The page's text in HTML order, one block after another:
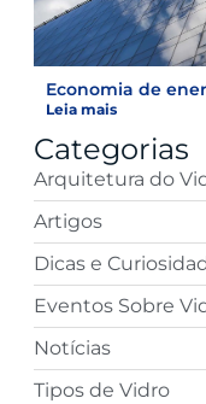
Economia de
Leia mais
Categorias
Arquitetura do
Artigos
Dicas e
Eventos Sobre
Notícias
Tipos de Vidro